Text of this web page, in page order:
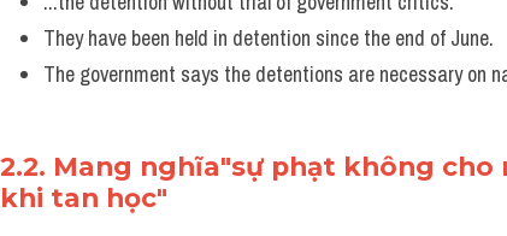
...the detention without trial of government critics.
They have been held in detention since the end of June.
The government says the detentions are necessary on
2.2. Mang nghĩa"sự phạt không cho
khi tan học"